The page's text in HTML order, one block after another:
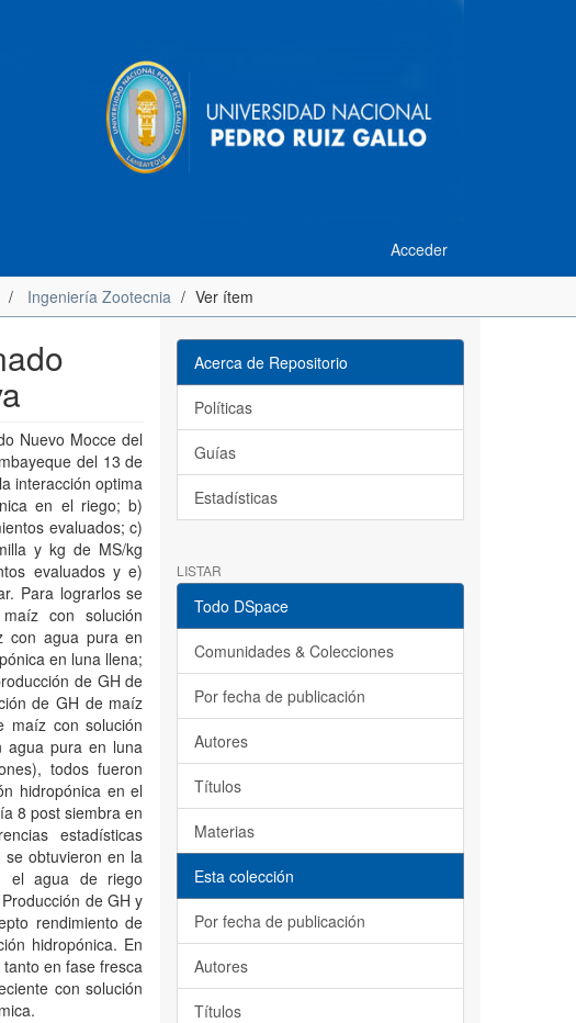
Acceder
Ingeniería Zootecnia Ver ítem
Nuevo Mocce del
del 13 de
interacción optima
en el riego; b)
evaluados; c)
y kg de MS/kg
evaluados y e)
Para lograrlos se
con solución
con agua pura en
en luna llena;
de GH de
de GH de maíz
maíz con solución
agua pura en luna
todos fueron
hidropónica en el
8 post siembra en
estadísticas
obtuvieron en la
el agua de riego
de GH y
rendimiento de
hidropónica. En
en fase fresca
con solución
Acerca de Repositorio
Políticas
Guías
Estadísticas
LISTAR
Todo DSpace
Comunidades & Colecciones
Por fecha de publicación
Autores
Títulos
Materias
Esta colección
Por fecha de publicación
Autores
Títulos